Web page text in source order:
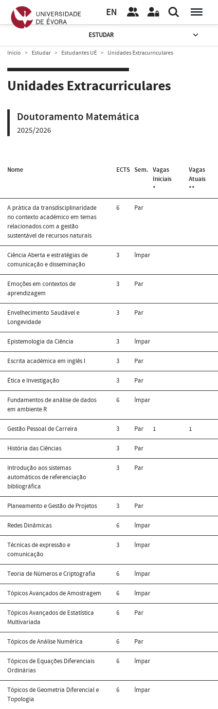
EN
ESTUDAR
Início Estudar Estudantes UÉ Unidades Extracurriculares
Unidades Extracurriculares
Doutoramento Matemática
2025/2026
Nome ECTS Sem. Vagas
Iniciais
*
Vagas
Atuais
**
A prática da transdisciplinaridade
no contexto académico em temas
relacionados com a gestão
sustentável de recursos naturais
6 Par
Ciência Aberta e estratégias de
comunicação e disseminação
3 Ímpar
Emoções em contextos de
aprendizagem
3 Par
Envelhecimento Saudável e
Longevidade
3 Par
Epistemologia da Ciência 3 Ímpar
Escrita académica em inglês I 3 Par
Ética e Investigação 3 Par
Fundamentos de análise de dados
em ambiente R
6 Ímpar
Gestão Pessoal de Carreira 3 Par 1 1
História das Ciências 3 Par
Introdução aos sistemas
automáticos de referenciação
bibliográfica
3 Par
Planeamento e Gestão de Projetos 3 Par
Redes Dinâmicas 6 Ímpar
Técnicas de expressão e
comunicação
3 Ímpar
Teoria de Números e Criptografia 6 Ímpar
Tópicos Avançados de Amostragem 6 Ímpar
Tópicos Avançados de Estatística
Multivariada
6 Par
Tópicos de Análise Numérica 6 Par
Tópicos de Equações Diferenciais
Ordinárias
6 Ímpar
Tópicos de Geometria Diferencial e
Topologia
6 Ímpar